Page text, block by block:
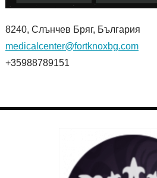
8240, Слънчев Бряг, България
medicalcenter@fortknoxbg.com
+35988789151